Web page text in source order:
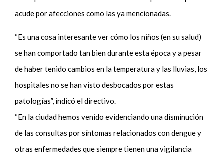
acude por afecciones como las ya mencionadas.
“Es una cosa interesante ver cómo los niños (en su salud)
se han comportado tan bien durante esta época y a pesar
de haber tenido cambios en la temperatura y las lluvias, los
hospitales no se han visto desbocados por estas
patologías”, indicó el directivo.
“En la ciudad hemos venido evidenciando una disminución
de las consultas por síntomas relacionados con dengue y
otras enfermedades que siempre tienen una vigilancia